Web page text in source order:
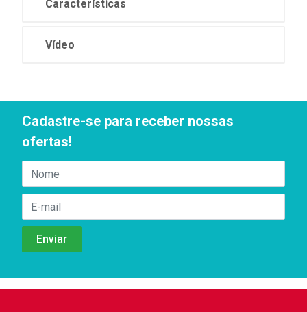
Características
Vídeo
Cadastre-se para receber nossas
ofertas!